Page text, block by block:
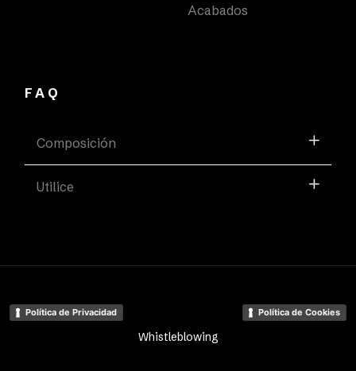
Acabados
FAQ
Composición
Utilice
Política de Privacidad Política de Cookies
Whistleblowing